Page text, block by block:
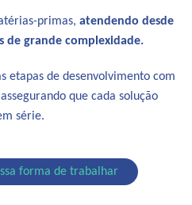
primas, atendendo desde
de grande complexidade.
etapas de desenvolvimento com
que cada solução
série.
forma de trabalhar